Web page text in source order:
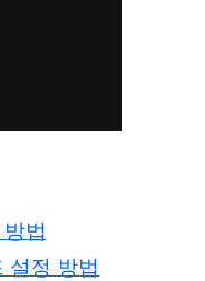
법
설정 방법